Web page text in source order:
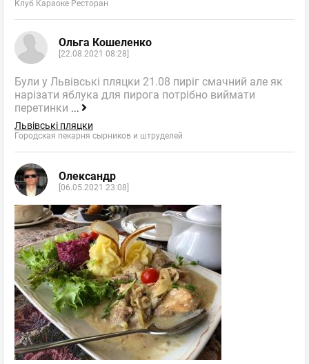
Клуб Караоке Ресторан
Ольга Кошеленко
[22.08.2021 08:28]
Були у Львівські пляцки 21.08 пиріг смачний але як
нарізати яблука для пирога потрібно виймати
перетинки ...
Львівські пляцки
Городская пекарня сырников и штруделей
Олександр
[06.05.2021 23:08]